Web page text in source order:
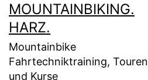
MOUNTAINBIKING.
HARZ.
Mountainbike
Fahrtechniktraining, Touren
und Kurse